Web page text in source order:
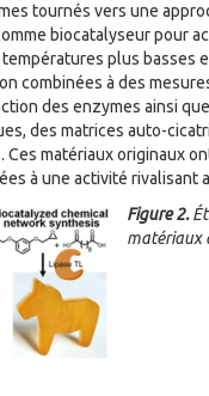
tournés vers une
biocatalyseur pour
plus basses
combinées à des
des enzymes ainsi
des matrices auto-
matériaux originaux
à une activité
Figure 2.
matériaux